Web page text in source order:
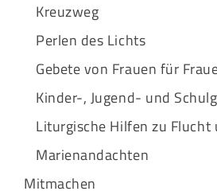
Kreuzweg
Perlen des Lichts
Gebete von Frauen für
Kinder-, Jugend- und
Liturgische Hilfen zu Flucht
Marienandachten
Mitmachen